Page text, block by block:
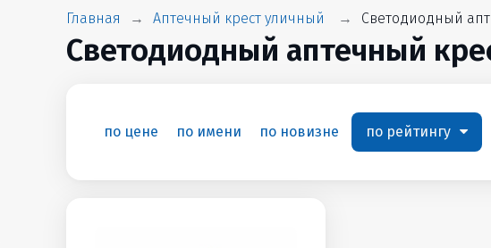
Главная Аптечный крест уличный Светодиодный
Светодиодный аптечный
по цене по имени по новизне по рейтингу